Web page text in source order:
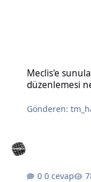
Meclis'e
düzenlemesi
Gönderen:
0 cevap